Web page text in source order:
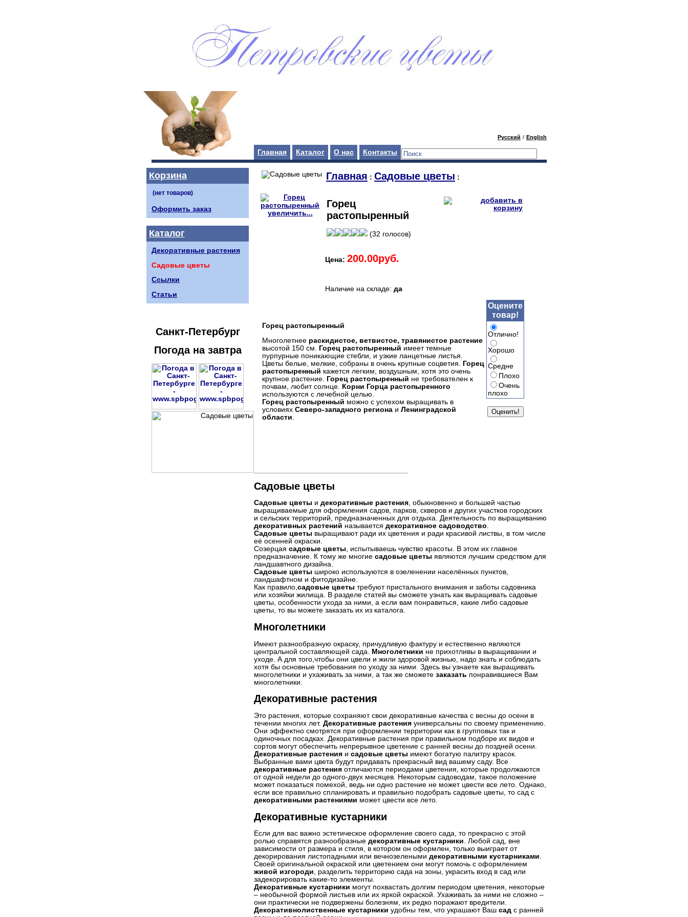
Главная Каталог О нас Контакты
Русский / English
Корзина
Оформить заказ
Каталог
Декоративные растения
Садовые цветы
Ссылки
Статьи
Санкт-Петербург
Погода на завтра
Главная : Садовые цветы :
увеличить...
Горец
растопыренный
(32 голосов)
Цена: 200.00руб.
Наличие на складе: да
Горец растопыренный
Многолетнее раскидистое, ветвистое, травянистое растение
высотой 150 см.
Горец растопыренный имеет темные
пурпурные поникающие стебли, и узкие ланцетные листья.
Цветы белые, мелкие, собраны в очень крупные соцветия.
Горец
растопыренный кажется легким, воздушным, хотя это очень
крупное растение.
Горец растопыренный не требователен к
почвам, любит солнце.
Корни Горца растопыренного
используются с лечебной целью.
Горец растопыренный можно с успехом выращивать в
условиях Северо-западного региона и Ленинградской
области
Оцените
товар!
Отлично!
Хорошо
Средне
Плохо
Очень
плохо
Садовые цветы
Садовые цветы и декоративные растения, обыкновенно и большей частью
выращиваемые для оформления садов, парков, скверов и других участков городских
и сельских территорий, предназначенных для отдыха. Деятельность по выращиванию
декоративных растений называется декоративное садоводство.
Садовые цветы выращивают ради их цветения и ради красивой листвы, в том числе
её осенней окраски.
Созерцая садовые цветы, испытываешь чувство красоты. В этом их главное
предназначение. К тому же многие садовые цветы являются лучшим средством для
ландшавтного дизайна.
Садовые цветы широко используются в озеленении населённых пунктов,
ландшафтном и фитодизайне.
Как правило,садовые цветы требуют пристального внимания и заботы садовника
или хозяйки жилища. В разделе статей вы сможете узнать как выращивать садовые
цветы, особенности ухода за ними, а если вам понравиться, какие либо садовые
цветы, то вы можете заказать их из каталога.
Многолетники
Имеют разнообразную окраску, причудливую фактуру и естественно являются
центральной составляющей сада. Многолетники не прихотливы в выращивании и
уходе. А для того,чтобы они цвели и жили здоровой жизнью, надо знать и соблюдать
хотя бы основные требования по уходу за ними. Здесь вы узнаете как выращивать
многолетники и ухаживать за ними, а так же сможете заказать понравившиеся Вам
многолетники.
Декоративные растения
Это растения, которые сохраняют свои декоративные качества с весны до осени в
течении многих лет. Декоративные растения универсальны по своему применению.
Они эффектно смотрятся при оформлении территории как в групповых так и
одиночных посадках. Декоративные растения при правильном подборе их видов и
сортов могут обеспечить непрерывное цветение с ранней весны до поздней осени.
Декоративные растения и садовые цветы имеют богатую палитру красок.
Выбранные вами цвета будут придавать прекрасный вид вашему саду. Все
декоративные растения отличаются периодами цветения, которые продолжаются
от одной недели до одного-двух месяцев. Некоторым садоводам, такое положение
может показаться помехой, ведь ни одно растение не может цвести все лето. Однако,
если все правильно спланировать и правильно подобрать садовые цветы, то сад с
декоративными растениями может цвести все лето.
Декоративные кустарники
Если для вас важно эстетическое оформление своего сада, то прекрасно с этой
ролью справятся разнообразные декоративные кустарники. Любой сад, вне
зависимости от размера и стиля, в котором он оформлен, только выиграет от
декорирования листопадными или вечнозелеными декоративными кустарниками.
Своей оригинальной окраской или цветением они могут помочь с оформлением
живой изгороди, разделить территорию сада на зоны, украсить вход в сад или
задекорировать какие-то элементы.
Декоративные кустарники могут похвастать долгим периодом цветения, некоторые
– необычной формой листьев или их яркой окраской. Ухаживать за ними не сложно –
они практически не подвержены болезням, их редко поражают вредители.
Декоративнолиственные кустарники удобны тем, что украшают Ваш сад с ранней